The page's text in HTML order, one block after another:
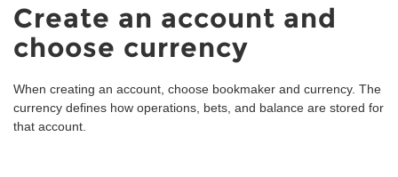
Create an account and
choose currency
When creating an account, choose bookmaker and currency. The
currency defines how operations, bets, and balance are stored for
that account.